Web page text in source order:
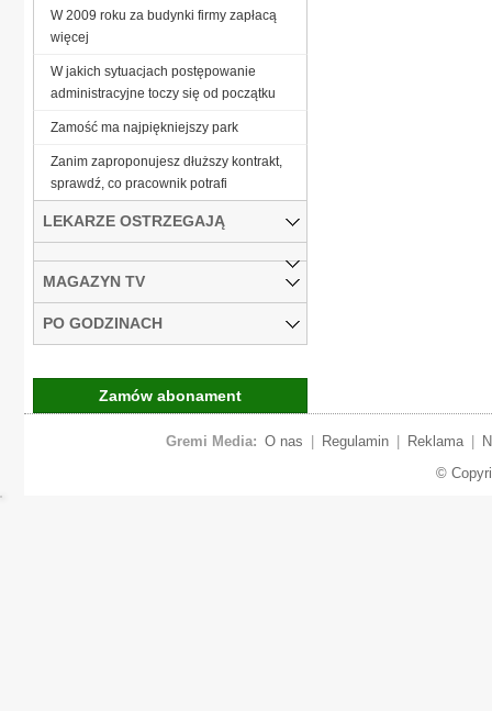
W 2009 roku za budynki firmy zapłacą
więcej
W jakich sytuacjach postępowanie
administracyjne toczy się od początku
Zamość ma najpiękniejszy park
Zanim zaproponujesz dłuższy kontrakt,
sprawdź, co pracownik potrafi
LEKARZE OSTRZEGAJĄ
MAGAZYN TV
PO GODZINACH
Zamów abonament
Gremi Media: O nas Regulamin Reklama
©